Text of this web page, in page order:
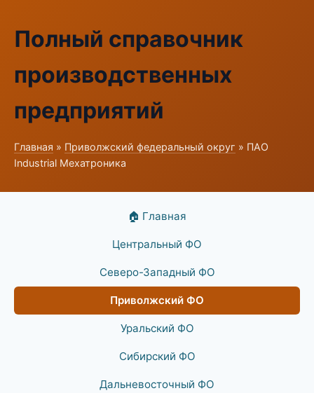
Полный справочник
производственных
предприятий
Главная » Приволжский федеральный округ » ПАО
Industrial Мехатроника
🏠 Главная
Центральный ФО
Северо-Западный ФО
Приволжский ФО
Уральский ФО
Сибирский ФО
Дальневосточный ФО